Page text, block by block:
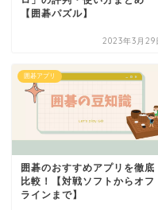
【囲碁パズル】
2023年3月29
囲碁アプリ
囲碁のおすすめアプリを徹底
比較！【対戦ソフトからオフ
ラインまで】